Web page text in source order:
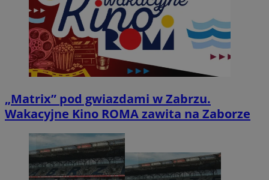
„Matrix” pod gwiazdami w Zabrzu.
Wakacyjne Kino ROMA zawita na Zaborze